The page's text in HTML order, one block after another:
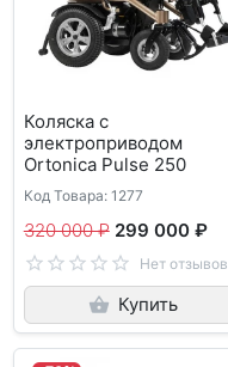
Коляска с
электроприводом
Ortonica Pulse 250
Код Товара: 1277
320 000 ₽ 299 000 ₽
Нет отзывов
Купить